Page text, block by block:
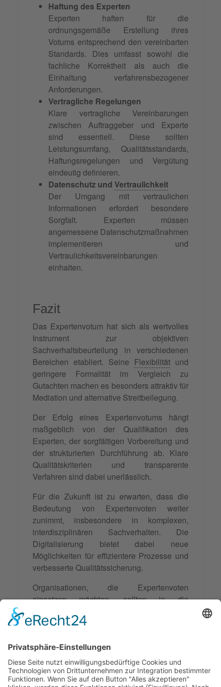
Haftung des Experten
Experten haften für die
ordnungsgemäße Erstellung ihres
Votums entsprechend den vereinbarten
Standards. Dies umfasst sowohl die
fachliche Korrektheit als auch die
Einhaltung verfahrensbezogener
Anforderungen.
Vertragliche Regelungen
Klare vertragliche Vereinbarungen
zwischen Auftraggeber und Experte
sind essentiell. Diese sollten
Leistungsumfang, Qualitätsstandards,
Haftungsregelungen und Vergütung
eindeutig definieren.
Datenschutz und Vertraulichkeit
Der Umgang mit vertraulichen
Informationen erfordert besondere
Sorgfalt. Experten müssen
angemessene Datenschutzmaßnahmen
implementieren und
Vertraulichkeitsvereinbarungen
einhalten.
Fazit
Das Expertenvotum hat sich als wertvolles
Instrument zur objektiven
Sachverhaltsbeurteilung in verschiedenen
Bereichen etabliert. Seine Flexibilität und
geringere Formalität im Vergleich zu
Gutachten machen es besonders attraktiv für
Mediation und alternative Streitbeilegung.
Der Erfolg eines Expertenvotums hängt
maßgeblich von der Qualifikation des
Experten, der sorgfältigen Vorbereitung und
der strukturierten Durchführung ab. Klare
Qualitätskriterien und transparente
Verfahren sind dabei unerlässlich.
Für die Zukunft ist zu erwarten, dass die
Bedeutung von Expertenvoten weiter
zunimmt, insbesondere in komplexen,
interdisziplinären Sachverhalten. Die
Digitalisierung bietet dabei neue
Möglichkeiten für effizientere Prozesse und
verbesserte Qualitätssicherung.
Organisationen, die Expertenvoten
einsetzen möchten, sollten in die
die Auswahl qualifizierter Experten
Potenzial dieses Instruments ausschöpfen
und fundierte Entscheidungen auf Basis
objektiver Fachexpertise treffen.